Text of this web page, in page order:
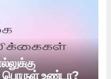
பொருள் உண்டா?